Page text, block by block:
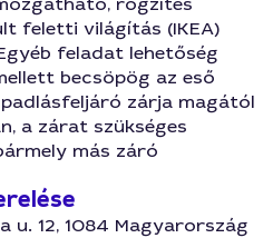
feletti világítás (IKEA)
feladat lehetőség
becsöpög az eső
padlásfeljáró zárja magától
a zárat szükséges
más záró
u. 12, 1084 Magyarország